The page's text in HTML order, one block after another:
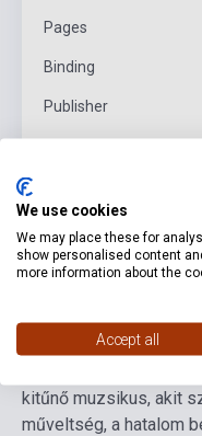
Pages
Binding
Publisher
kitűnő muzsikus, akit
műveltség, a hatalom
We use cookies
We may place these for
show personalised content
more information about the
Accept all